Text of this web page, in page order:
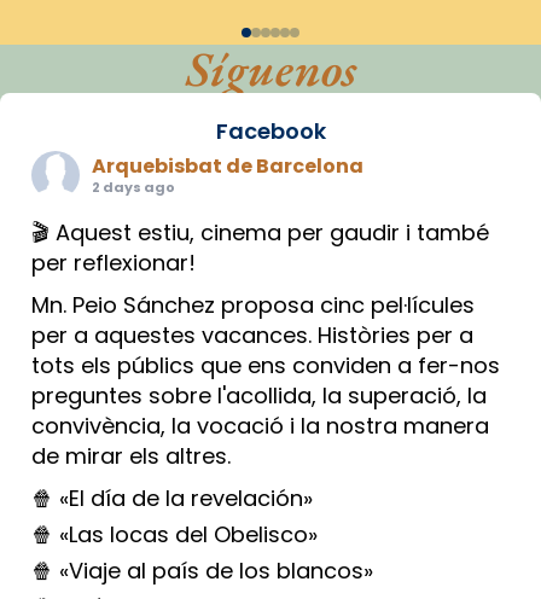
Síguenos
Facebook
Arquebisbat de Barcelona
2 days ago
🎬 Aquest estiu, cinema per gaudir i també
per reflexionar!
Mn. Peio Sánchez proposa cinc pel·lícules
per a aquestes vacances. Històries per a
tots els públics que ens conviden a fer-nos
preguntes sobre l'acollida, la superació, la
convivència, la vocació i la nostra manera
de mirar els altres.
🍿 «El día de la revelación»
🍿 «Las locas del Obelisco»
🍿 «Viaje al país de los blancos»